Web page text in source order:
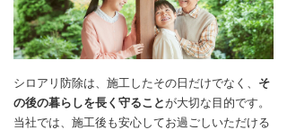
シロアリ防除は、施工したその日だけでなく、 そ
の後の暮らしを長く守ることが大切な目的です。
当社では、施工後も安心してお過ごしいただける